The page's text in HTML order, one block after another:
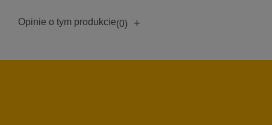
Opinie o tym produkcie(0) +